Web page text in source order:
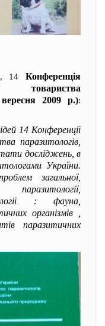
14 Конференція
товариства
вересня 2009 р.):
14 Конференції
паразитологів,
досліджень, в
України.
загальної,
: фауна,
організмів ,
паразитичних